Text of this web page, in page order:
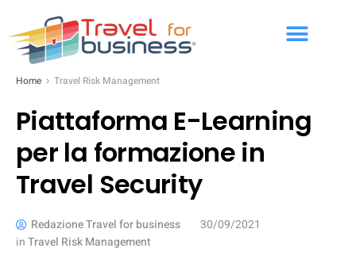
Home Travel Risk Management
Piattaforma E-Learning
per la formazione in
Travel Security
Redazione Travel for business
30/09/2021
inTravel Risk Management